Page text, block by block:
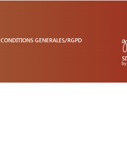
CONDITIONS GENERALES/RGPD